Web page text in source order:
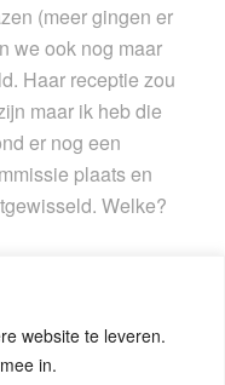
website te leveren.
in.
(meer gingen er
we ook nog maar
Haar receptie zou
maar ik heb die
er nog een
plaats en
Welke?